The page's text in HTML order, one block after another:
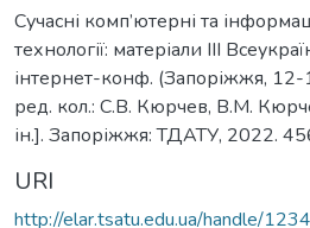
Сучасні комп’ютерні та
технології: матеріали ІІІ
інтернет-конф. (Запоріжжя,
ред. кол.: С.В. Кюрчев, В.М.
ін.]. Запоріжжя: ТДАТУ, 2022.
URI
http://elar.tsatu.edu.ua/handle/